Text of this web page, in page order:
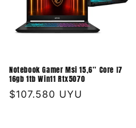
Notebook Gamer Msi 15,6'' Core I7
16gb 1tb Win11 Rtx5070
Precio
$107.580 UYU